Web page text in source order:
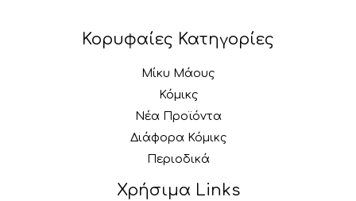
Κορυφαίες Κατηγορίες
Μίκυ Μάους
Κόμικς
Νέα Προϊόντα
Διάφορα Κόμικς
Περιοδικά
Χρήσιμα Links